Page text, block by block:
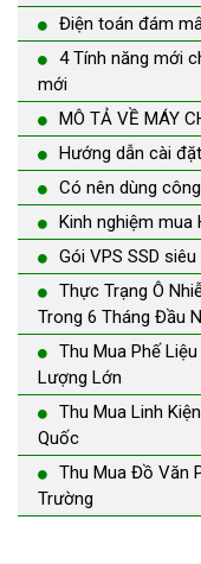
Điện toán đám
4 Tính năng mới
mới
MÔ TẢ VỀ MÁY
Hướng dẫn cài
Có nên dùng
Kinh nghiệm mua
Gói VPS SSD
Thực Trạng Ô
Trong 6 Tháng Đầu
Thu Mua Phế
Lượng Lớn
Thu Mua Linh
Quốc
Thu Mua Đồ Văn
Trường